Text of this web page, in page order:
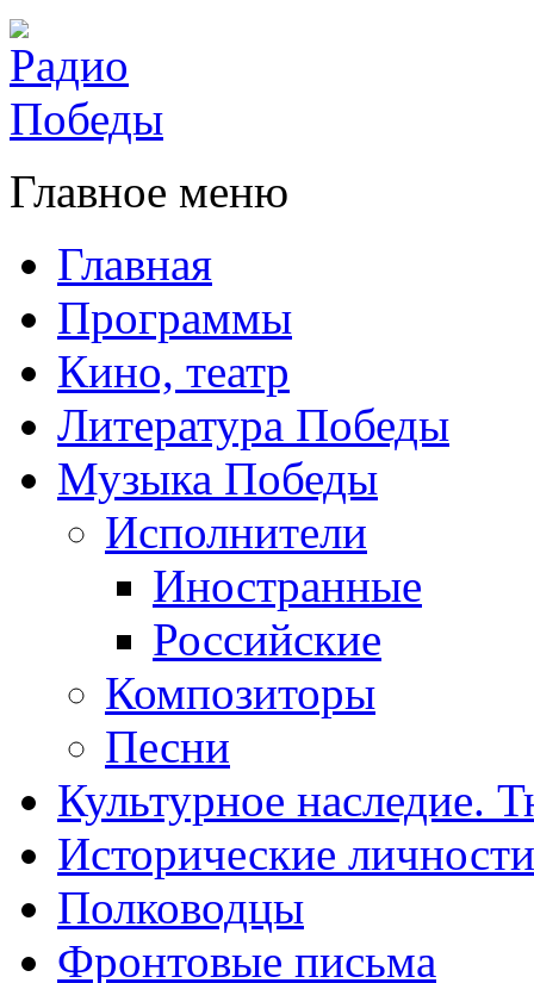
Главное меню
Главная
Программы
Кино, театр
Литература Победы
Музыка Победы
Исполнители
Иностранные
Российские
Композиторы
Песни
Культурное наследие.
Исторические личности
Полководцы
Фронтовые письма